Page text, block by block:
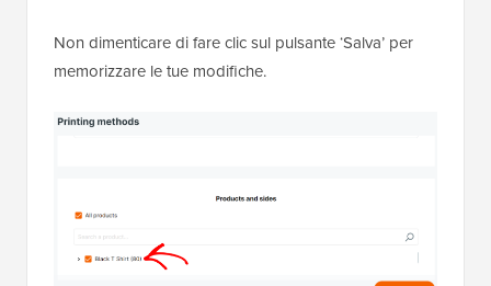
Non dimenticare di fare clic sul pulsante ‘Salva’ per
memorizzare le tue modifiche.